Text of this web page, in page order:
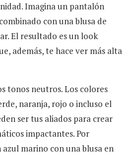
Imagina un pantalón
con una blusa de
El resultado es un look
además, te hace ver más alta
tonos neutros. Los colores
naranja, rojo o incluso el
ser tus aliados para crear
impactantes. Por
marino con una blusa en